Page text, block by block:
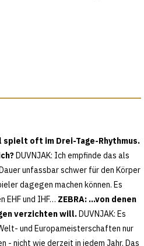
spielt oft im Drei-Tage-Rhythmus.
DUVNJAK: Ich empfinde das als
unfassbar schwer für den Körper
dagegen machen können. Es
EHF und IHF… ZEBRA: …von denen
verzichten will.DUVNJAK: Es
und Europameisterschaften nur
- nicht wie derzeit in jedem Jahr. Das